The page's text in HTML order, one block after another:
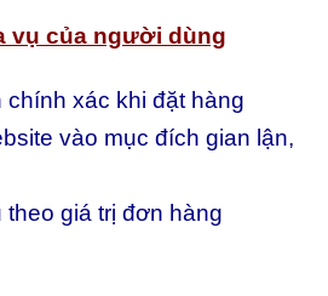
vụ của người dùng
chính xác khi đặt hàng
vào mục đích gian lận,
giá trị đơn hàng